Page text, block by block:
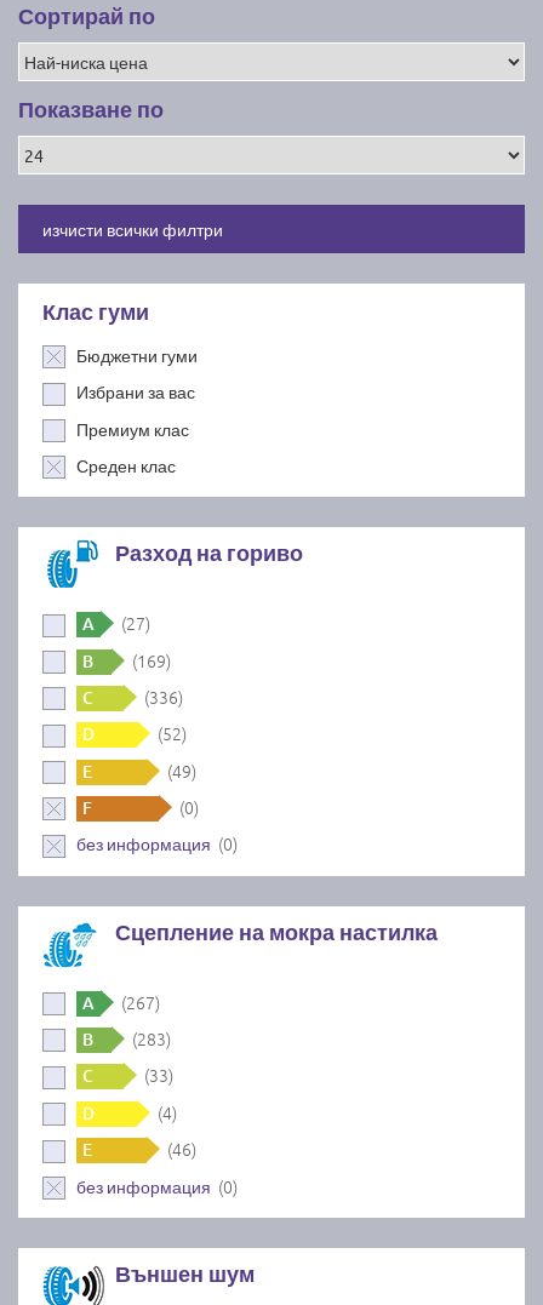
Сортирай по
Показване по
изчисти всички филтри
Клас гуми
Бюджетни гуми
Избрани за вас
Премиум клас
Среден клас
Разход на гориво
A (27)
B (169)
C (336)
D (52)
E (49)
F (0)
без информация (0)
Сцепление на мокра настилка
A (267)
B (283)
C (33)
D (4)
E (46)
без информация (0)
Външен шум